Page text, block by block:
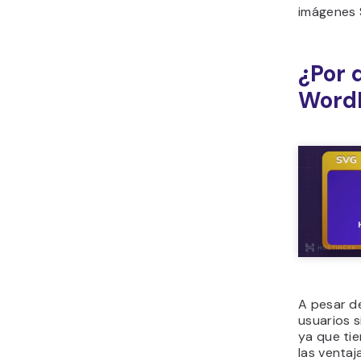
imágenes
¿Por
A pesar
usuarios
ya que
las